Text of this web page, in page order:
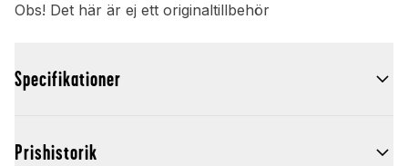
Obs! Det här är ej ett originaltillbehör
Specifikationer
Prishistorik